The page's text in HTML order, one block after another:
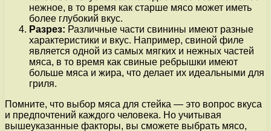
нежное, в то время как старше мясо может иметь
более глубокий вкус.
Разрез: Различные части свинины имеют разные
характеристики и вкус. Например, свиной филе
является одной из самых мягких и нежных частей
мяса, в то время как свиные ребрышки имеют
больше мяса и жира, что делает их идеальными для
гриля.
Помните, что выбор мяса для стейка — это вопрос вкуса
и предпочтений каждого человека. Но учитывая
вышеуказанные факторы, вы сможете выбрать мясо,